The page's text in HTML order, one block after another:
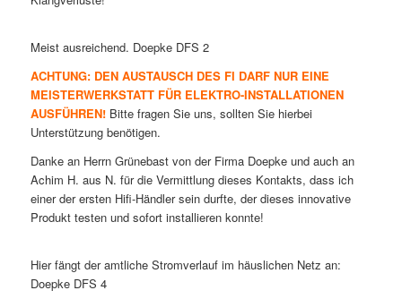
Meist ausreichend. Doepke DFS 2
ACHTUNG: DEN AUSTAUSCH DES FI DARF NUR EINE
MEISTERWERKSTATT FÜR ELEKTRO-INSTALLATIONEN
AUSFÜHREN!Bitte fragen Sie uns, sollten Sie hierbei
Unterstützung benötigen.
Danke an Herrn Grünebast von der Firma Doepke und auch an
Achim H. aus N. für die Vermittlung dieses Kontakts, dass ich
einer der ersten Hifi-Händler sein durfte, der dieses innovative
Produkt testen und sofort installieren konnte!
Hier fängt der amtliche Stromverlauf im häuslichen Netz an:
Doepke DFS 4